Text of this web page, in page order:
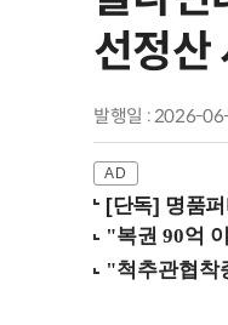
선정산
발행일 : 2026-
[단독] 명품